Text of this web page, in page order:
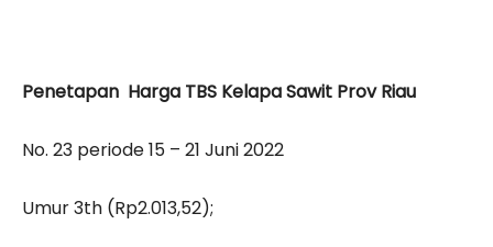
Penetapan Harga TBS Kelapa Sawit Prov Riau
No. 23 periode 15 – 21 Juni 2022
Umur 3th (Rp2.013,52);